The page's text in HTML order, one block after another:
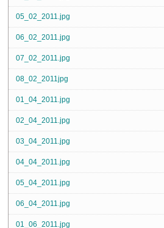
05_02_2011.jpg
06_02_2011.jpg
07_02_2011.jpg
08_02_2011jpg
01_04_2011.jpg
02_04_2011.jpg
03_04_2011.jpg
04_04_2011.jpg
05_04_2011.jpg
06_04_2011.jpg
01_06_2011.jpg